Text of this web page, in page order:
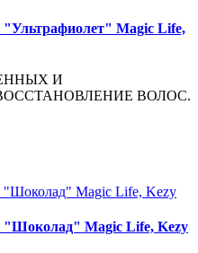
Magic Life,
И
ВОЛОС.
"Шоколад" Magic Life, Kezy